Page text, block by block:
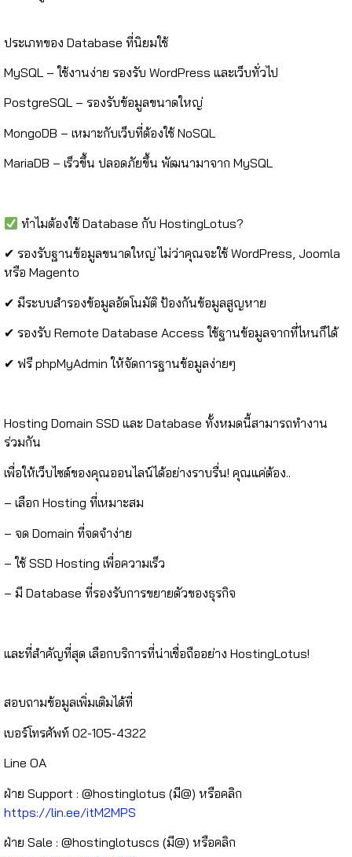
ประเภทของ Database ที่นิยมใช้
MySQL – ใช้งานง่าย รองรับ WordPress และเว็บทั่วไป
PostgreSQL – รองรับข้อมูลขนาดใหญ่
MongoDB – เหมาะกับเว็บที่ต้องใช้ NoSQL
MariaDB – เร็วขึ้น ปลอดภัยขึ้น พัฒนามาจาก MySQL
ทำไมต้องใช้ Database กับ HostingLotus?
✔ รองรับฐานข้อมูลขนาดใหญ่ ไม่ว่าคุณจะใช้ WordPress, Joomla
หรือ Magento
✔ มีระบบสำรองข้อมูลอัตโนมัติ ป้องกันข้อมูลสูญหาย
✔ รองรับ Remote Database Access ใช้ฐานข้อมูลจากที่ไหนก็ได้
✔ ฟรี phpMyAdmin ให้จัดการฐานข้อมูลง่ายๆ
Hosting Domain SSD และ Database ทั้งหมดนี้สามารถทำงาน
ร่วมกัน
เพื่อให้เว็บไซต์ของคุณออนไลน์ได้อย่างราบรื่น! คุณแค่ต้อง..
– เลือก Hosting ที่เหมาะสม
– จด Domain ที่จดจำง่าย
– ใช้ SSD Hosting เพื่อความเร็ว
– มี Database ที่รองรับการขยายตัวของธุรกิจ
และที่สำคัญที่สุด เลือกบริการที่น่าเชื่อถืออย่าง HostingLotus!
สอบถามข้อมูลเพิ่มเติมได้ที่
เบอร์โทรศัพท์ 02-105-4322
Line OA
ฝ่าย Support : @hostinglotus (มี@) หรือคลิก
https://lin.ee/itM2MPS
ฝ่าย Sale : @hostinglotuscs (มี@) หรือคลิก